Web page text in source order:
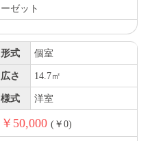
ーゼット
形式 個室
広さ 14.7㎡
様式 洋室
￥50,000 (￥0)